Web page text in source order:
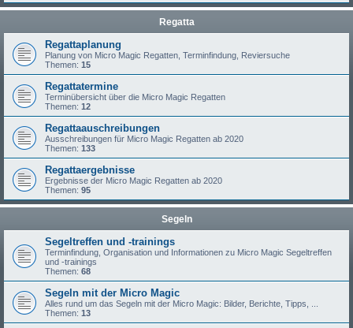
Regatta
Regattaplanung
Planung von Micro Magic Regatten, Terminfindung, Reviersuche
Themen: 15
Regattatermine
Terminübersicht über die Micro Magic Regatten
Themen: 12
Regattaauschreibungen
Ausschreibungen für Micro Magic Regatten ab 2020
Themen: 133
Regattaergebnisse
Ergebnisse der Micro Magic Regatten ab 2020
Themen: 95
Segeln
Segeltreffen und -trainings
Terminfindung, Organisation und Informationen zu Micro Magic Segeltreffen
und -trainings
Themen: 68
Segeln mit der Micro Magic
Alles rund um das Segeln mit der Micro Magic: Bilder, Berichte, Tipps, ...
Themen: 13